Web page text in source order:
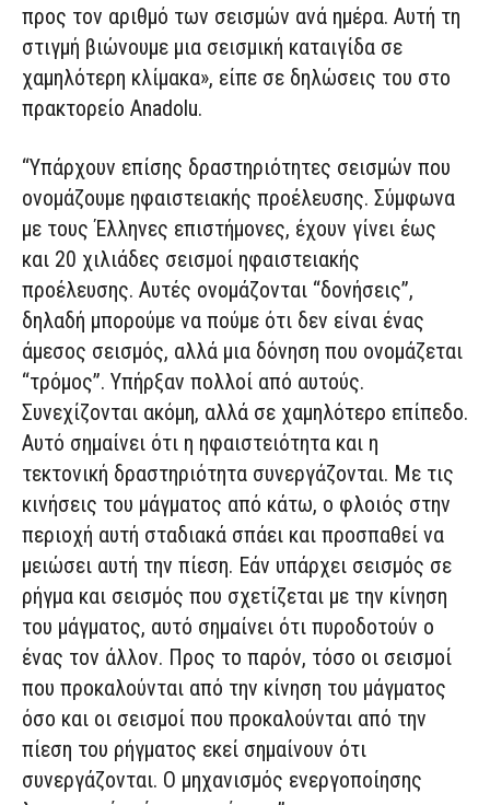
προς τον αριθμό των σεισμών ανά ημέρα. Αυτή τη
στιγμή βιώνουμε μια σεισμική καταιγίδα σε
χαμηλότερη κλίμακα», είπε σε δηλώσεις του στο
πρακτορείο Anadolu.
“Υπάρχουν επίσης δραστηριότητες σεισμών που
ονομάζουμε ηφαιστειακής προέλευσης. Σύμφωνα
με τους Έλληνες επιστήμονες, έχουν γίνει έως
και 20 χιλιάδες σεισμοί ηφαιστειακής
προέλευσης. Αυτές ονομάζονται “δονήσεις”,
δηλαδή μπορούμε να πούμε ότι δεν είναι ένας
άμεσος σεισμός, αλλά μια δόνηση που ονομάζεται
“τρόμος”. Υπήρξαν πολλοί από αυτούς.
Συνεχίζονται ακόμη, αλλά σε χαμηλότερο επίπεδο.
Αυτό σημαίνει ότι η ηφαιστειότητα και η
τεκτονική δραστηριότητα συνεργάζονται. Με τις
κινήσεις του μάγματος από κάτω, ο φλοιός στην
περιοχή αυτή σταδιακά σπάει και προσπαθεί να
μειώσει αυτή την πίεση. Εάν υπάρχει σεισμός σε
ρήγμα και σεισμός που σχετίζεται με την κίνηση
του μάγματος, αυτό σημαίνει ότι πυροδοτούν ο
ένας τον άλλον. Προς το παρόν, τόσο οι σεισμοί
που προκαλούνται από την κίνηση του μάγματος
όσο και οι σεισμοί που προκαλούνται από την
πίεση του ρήγματος εκεί σημαίνουν ότι
συνεργάζονται. Ο μηχανισμός ενεργοποίησης